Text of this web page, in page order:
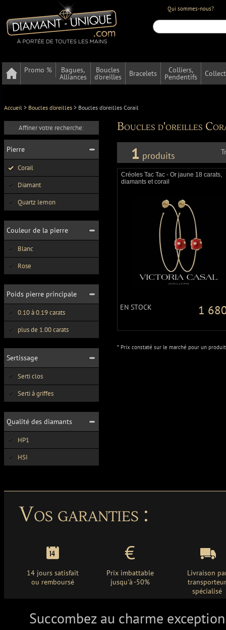
Qui sommes-nous?
Promo % Bagues,
Alliances
Boucles
d'oreilles Bracelets Colliers,
Pendentifs
Accueil > Boucles d'oreilles > Boucles d'oreilles Corail
Affiner votre recherche:
Pierre
Corail
Diamant
Quartz lemon
Couleur de la pierre
Blanc
Rose
Poids pierre principale
0.10 à 0.19 carats
plus de 1.00 carats
Sertissage
Serti clos
Serti à griffes
Qualité des diamants
HP1
HSI
Boucles d'oreilles
1 produits
Créoles Tac Tac - Or jaune 18 carats,
diamants et corail
EN STOCK 1
* Prix constaté sur le marché pour un
Vos garanties :
14 jours satisfait
ou remboursé
Prix imbattable
jusqu'à -50%
Livraison
spécialisé
Succombez au charme